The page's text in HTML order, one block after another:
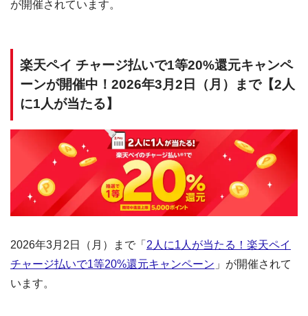
が開催されています。
楽天ペイ チャージ払いで1等20%還元キャンペ
ーンが開催中！2026年3月2日（月）まで【2人
に1人が当たる】
2026年3月2日（月）まで「 2人に1人が当たる！楽天ペイ
チャージ払いで1等20%還元キャンペーン 」が開催されて
います。